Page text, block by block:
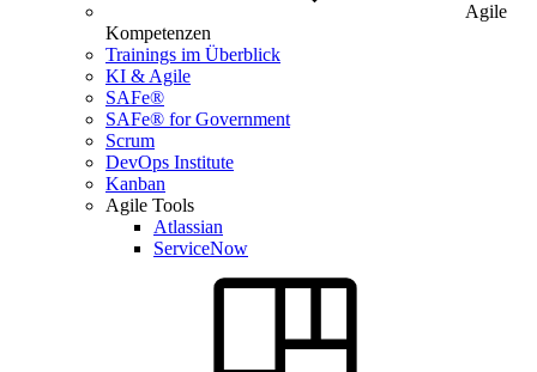
Agile
Kompetenzen
Trainings im Überblick
KI & Agile
SAFe®
SAFe® for Government
Scrum
DevOps Institute
Kanban
Agile Tools
Atlassian
ServiceNow